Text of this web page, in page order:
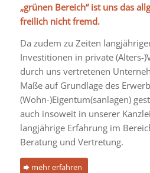
„grünen Bereich“ ist uns das
freilich nicht fremd.
Da zudem zu Zeiten
Investitionen in private (Alters-
durch uns vertretenen
Maße auf Grundlage des
(Wohn-)Eigentum(sanlagen)
auch insoweit in unserer
langjährige Erfahrung im
Beratung und Vertretung.
mehr erfahren